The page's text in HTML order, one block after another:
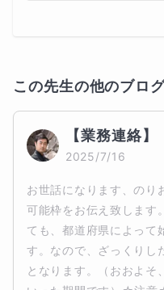
この先生の他のブロ
【業務連絡
2025/7/16
お世話になります、のり
可能枠をお伝え致します
ても、都道府県によって
す。なので、ざっくりし
となります。（おおよそ